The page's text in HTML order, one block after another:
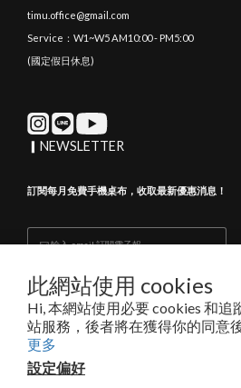
此網站使用 cookies
Hi, 本網站使用必要 cookies 和追
站服務，後者將在獲得你的同意
更多
設定偏好
timu.office@gmail.com
Service：W1~W5 AM10:00 - PM5:00
(國定假日休息)
▎NEWSLETTER
訂閱每月免費手機桌布，收取最新優惠消息！
Subscribe
TIMU INTERNATIONAL LTD. 渧牧國際